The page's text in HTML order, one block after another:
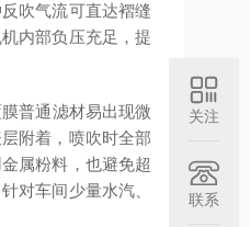
吹气流可直达褶缝
内部负压充足，提
普通滤材易出现微
附着，喷吹时全部
属粉料，也避免超
对车间少量水汽、
关注
联系